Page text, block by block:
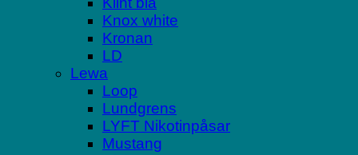
Knox white
Kronan
LD
Lewa
Loop
Lundgrens
LYFT Nikotinpåsar
Mustang